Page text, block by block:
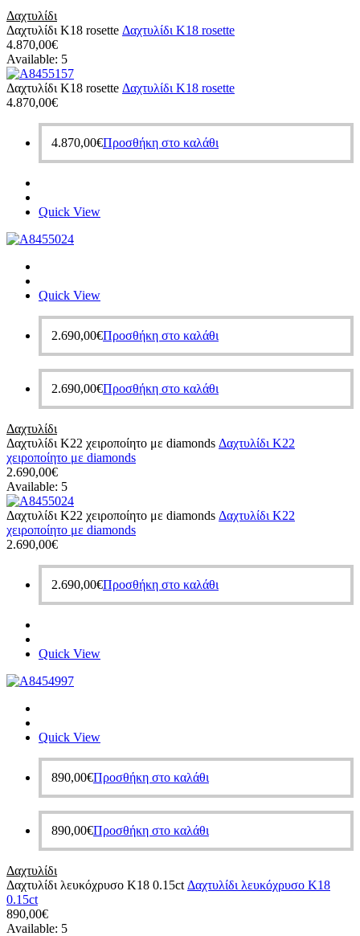
Δαχτυλίδι
Δαχτυλίδι Κ18 rosette Δαχτυλίδι Κ18 rosette
4.870,00€
Available: 5
Δαχτυλίδι Κ18 rosette Δαχτυλίδι Κ18 rosette
4.870,00€
4.870,00€Προσθήκη στο καλάθι
Quick View
Quick View
2.690,00€Προσθήκη στο καλάθι
2.690,00€Προσθήκη στο καλάθι
Δαχτυλίδι
Δαχτυλίδι Κ22 χειροποίητο με diamonds Δαχτυλίδι Κ22
χειροποίητο με diamonds
2.690,00€
Available: 5
Δαχτυλίδι Κ22 χειροποίητο με diamonds Δαχτυλίδι Κ22
χειροποίητο με diamonds
2.690,00€
2.690,00€Προσθήκη στο καλάθι
Quick View
Quick View
890,00€Προσθήκη στο καλάθι
890,00€Προσθήκη στο καλάθι
Δαχτυλίδι
Δαχτυλίδι λευκόχρυσο Κ18 0.15ct Δαχτυλίδι λευκόχρυσο Κ18
0.15ct
890,00€
Available: 5